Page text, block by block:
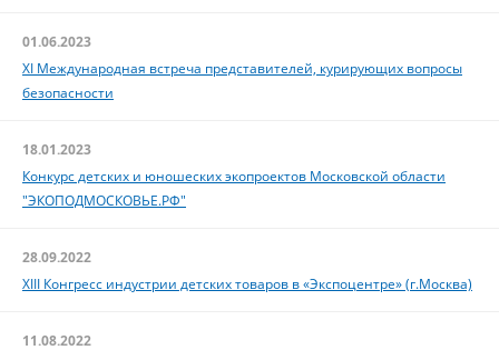
01.06.2023
XI Международная встреча представителей, курирующих вопросы
безопасности
18.01.2023
Конкурс детских и юношеских экопроектов Московской области
"ЭКОПОДМОСКОВЬЕ.РФ"
28.09.2022
XIII Конгресс индустрии детских товаров в «Экспоцентре» (г.Москва)
11.08.2022